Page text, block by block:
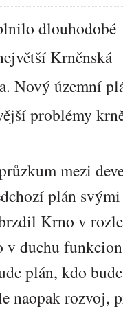
dlouhodobé
Krněnská
Nový územní
problémy
mezi
plán svými
Krno v
v duchu
plán, kdo bude
naopak rozvoj,